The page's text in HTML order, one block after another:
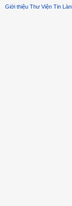
Giới thiệu Thư Viện Tin